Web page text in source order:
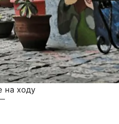
на ходу